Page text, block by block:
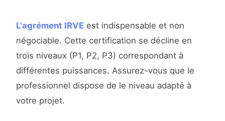
L'agrément IRVE est indispensable et non
négociable. Cette certification se décline en
trois niveaux (P1, P2, P3) correspondant à
différentes puissances. Assurez-vous que le
professionnel dispose de le niveau adapté à
votre projet.